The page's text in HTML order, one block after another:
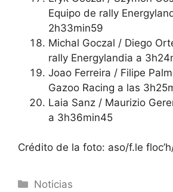
Equipo de rally
2h33min59
Michal Goczal / Diego
rally Energylandia a
Joao Ferreira / Filipe
Gazoo Racing a las
Laia Sanz / Maurizio
a 3h36min45
Crédito de la foto: aso/f.le
Categorías
Noticias